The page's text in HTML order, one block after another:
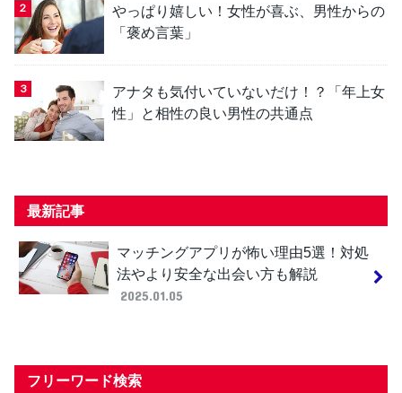
やっぱり嬉しい！女性が喜ぶ、男性からの
「褒め言葉」
アナタも気付いていないだけ！？「年上女
性」と相性の良い男性の共通点
最新記事
マッチングアプリが怖い理由5選！対処
法やより安全な出会い方も解説
2025.01.05
フリーワード検索